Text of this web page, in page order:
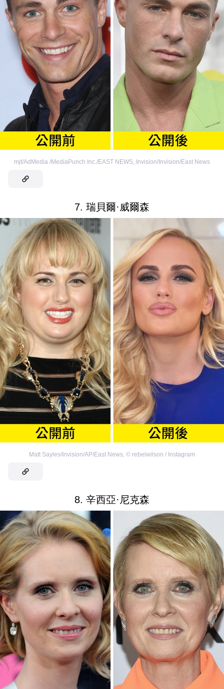
mjt/AdMedia /MediaPunch Inc./EAST NEWS, Invision/Invision/East News
7. 瑞貝爾·威爾森
Matt Sayles/Invision/AP/East News, © rebelwilson / Instagram
8. 辛西亞·尼克森